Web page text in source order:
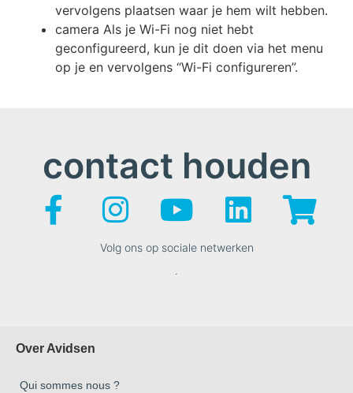
vervolgens plaatsen waar je hem wilt hebben.
camera Als je Wi-Fi nog niet hebt
geconfigureerd, kun je dit doen via het menu
op je en vervolgens “Wi-Fi configureren”.
contact houden
Volg ons op sociale netwerken
.
Over Avidsen
Qui sommes nous ?